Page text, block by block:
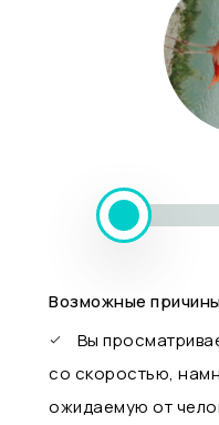
Возможные
Вы
со скоростью,
ожидаемую от